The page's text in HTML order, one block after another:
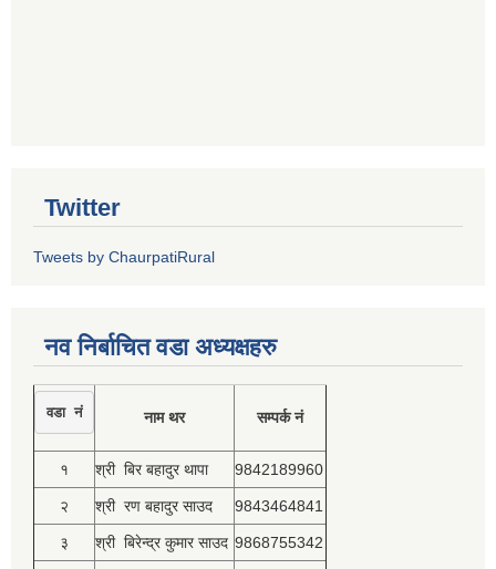
Twitter
Tweets by ChaurpatiRural
नव निर्बाचित वडा अध्यक्षहरु
वडा नं नाम थर सम्पर्क नं
१ श्री बिर बहादुर थापा 9842189960
२ श्री रण बहादुर साउद 9843464841
३ श्री बिरेन्द्र कुमार साउद 9868755342